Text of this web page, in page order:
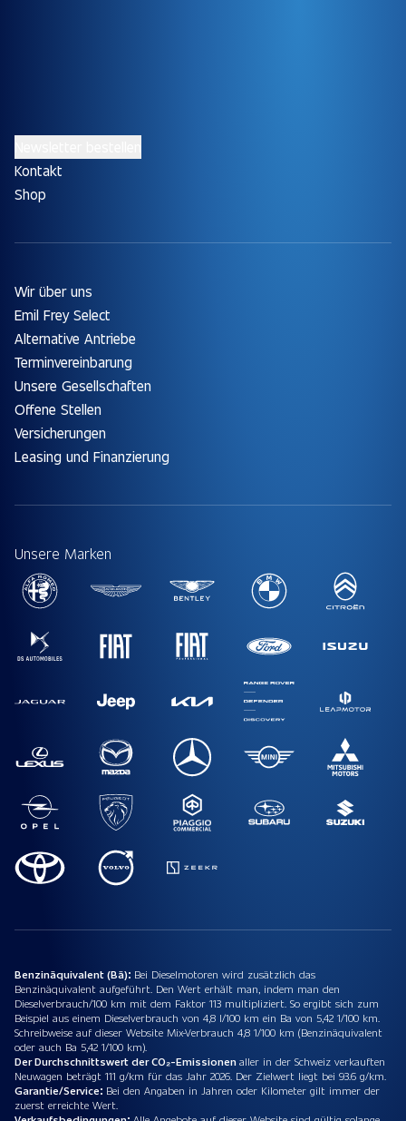
Kontakt
Shop
Wir über uns
Emil Frey Select
Alternative Antriebe
Terminvereinbarung
Unsere Gesellschaften
Offene Stellen
Versicherungen
Leasing und Finanzierung
Unsere Marken
Benzinäquivalent (Bä): Bei Dieselmotoren wird zusätzlich das
Benzinäquivalent aufgeführt. Den Wert erhält man, indem man den
Dieselverbrauch/100 km mit dem Faktor 113 multipliziert. So ergibt sich zum
Beispiel aus einem Dieselverbrauch von 4,8 l/100 km ein Ba von 5,42 1/100 km.
Schreibweise auf dieser Website Mix-Verbrauch 4,8 1/100 km (Benzinäquivalent
oder auch Ba 5,42 1/100 km).
Der Durchschnittswert der CO₂-Emissionenaller in der Schweiz verkauften
Neuwagen beträgt 111 g/km für das Jahr 2026. Der Zielwert liegt bei 93.6 g/km.
Garantie/Service: Bei den Angaben in Jahren oder Kilometer gilt immer der
zuerst erreichte Wert.